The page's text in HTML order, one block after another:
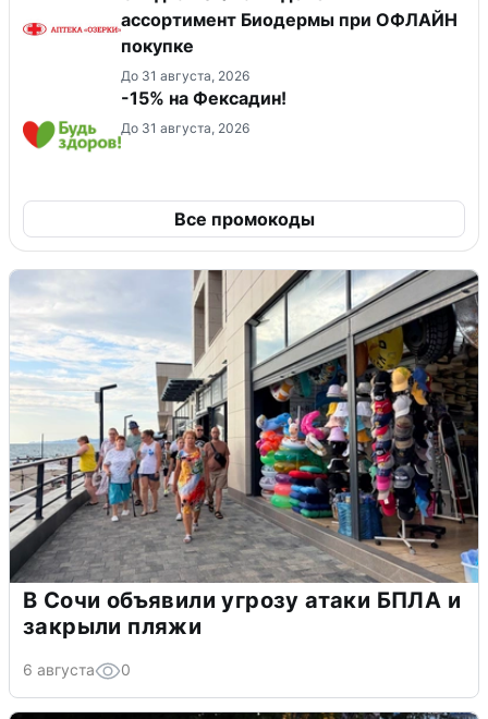
ассортимент Биодермы при ОФЛАЙН
покупке
До 31 августа, 2026
-15% на Фексадин!
До 31 августа, 2026
Все промокоды
В Сочи объявили угрозу атаки БПЛА и
закрыли пляжи
6 августа 0